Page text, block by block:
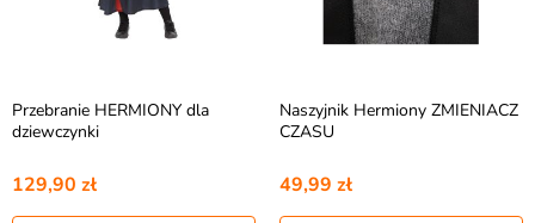
Przebranie HERMIONY dla
dziewczynki
129,90 zł
Naszyjnik Hermiony ZMIENIACZ
CZASU
49,99 zł